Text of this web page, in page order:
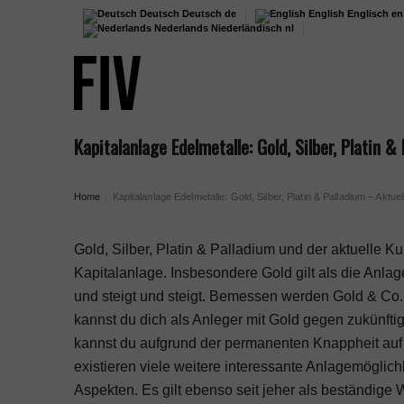
Deutsch Deutsch de English Englisch en
Nederlands Niederländisch nl
Kapitalanlage Edelmetalle: Gold, Silber, Platin
Home Kapitalanlage Edelmetalle: Gold, Silber, Platin & Palladium –
Gold, Silber, Platin & Palladium und der aktuelle
Kapitalanlage. Insbesondere Gold gilt als die
und steigt und steigt. Bemessen werden Gold &
kannst du dich als Anleger mit Gold gegen
kannst du aufgrund der permanenten Knappheit
existieren viele weitere interessante
Aspekten. Es gilt ebenso seit jeher als beständige